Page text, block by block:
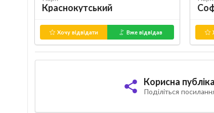
Краснокутський
Хочу відвідати Вже відвідав
Корисна
Поділіться